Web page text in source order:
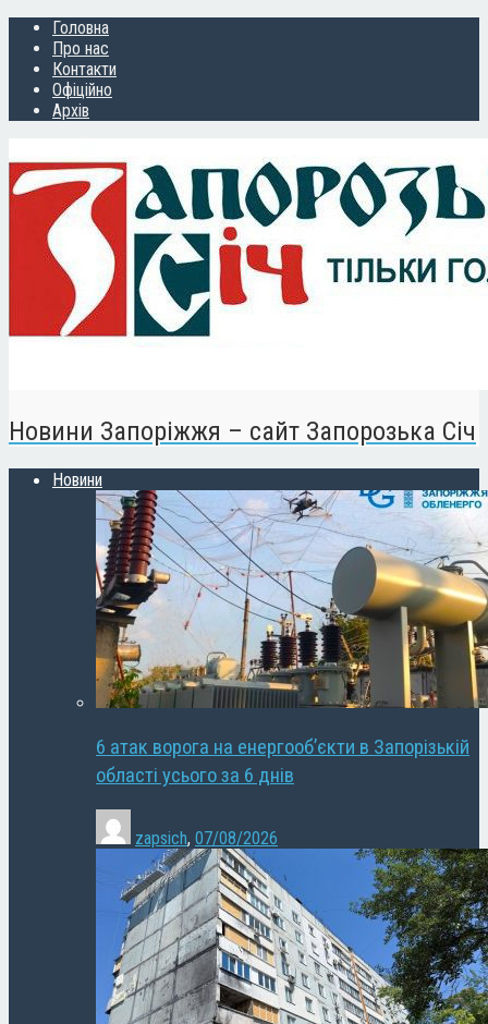
Головна
Про нас
Контакти
Офіційно
Архів
Новини Запоріжжя – сайт Запорозька Січ
Новини
6 атак ворога на енергооб’єкти в Запорізькій
області усього за 6 днів
zapsich, 07/08/2026